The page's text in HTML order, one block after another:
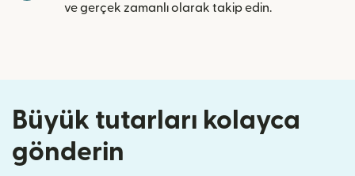
ve gerçek zamanlı olarak takip edin.
Büyük tutarları kolayca
gönderin